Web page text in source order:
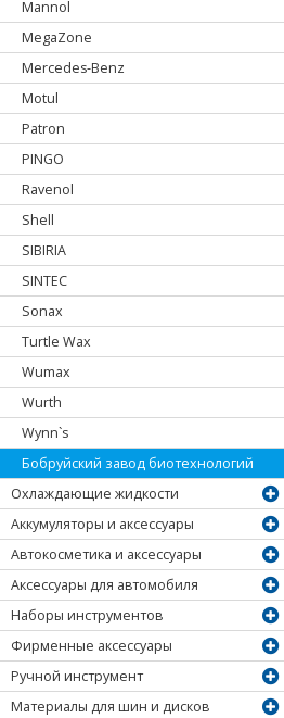
Mannol
MegaZone
Mercedes-Benz
Motul
Patron
PINGO
Ravenol
Shell
SIBIRIA
SINTEC
Sonax
Turtle Wax
Wumax
Wurth
Wynn`s
Бобруйский завод биотехнологий
Охлаждающие жидкости
Аккумуляторы и аксессуары
Автокосметика и аксессуары
Аксессуары для автомобиля
Наборы инструментов
Фирменные аксессуары
Ручной инструмент
Материалы для шин и дисков